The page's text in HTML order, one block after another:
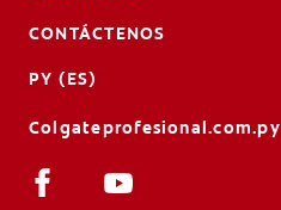
CONTÁCTENOS
PY (ES)
Colgateprofesional.com.py